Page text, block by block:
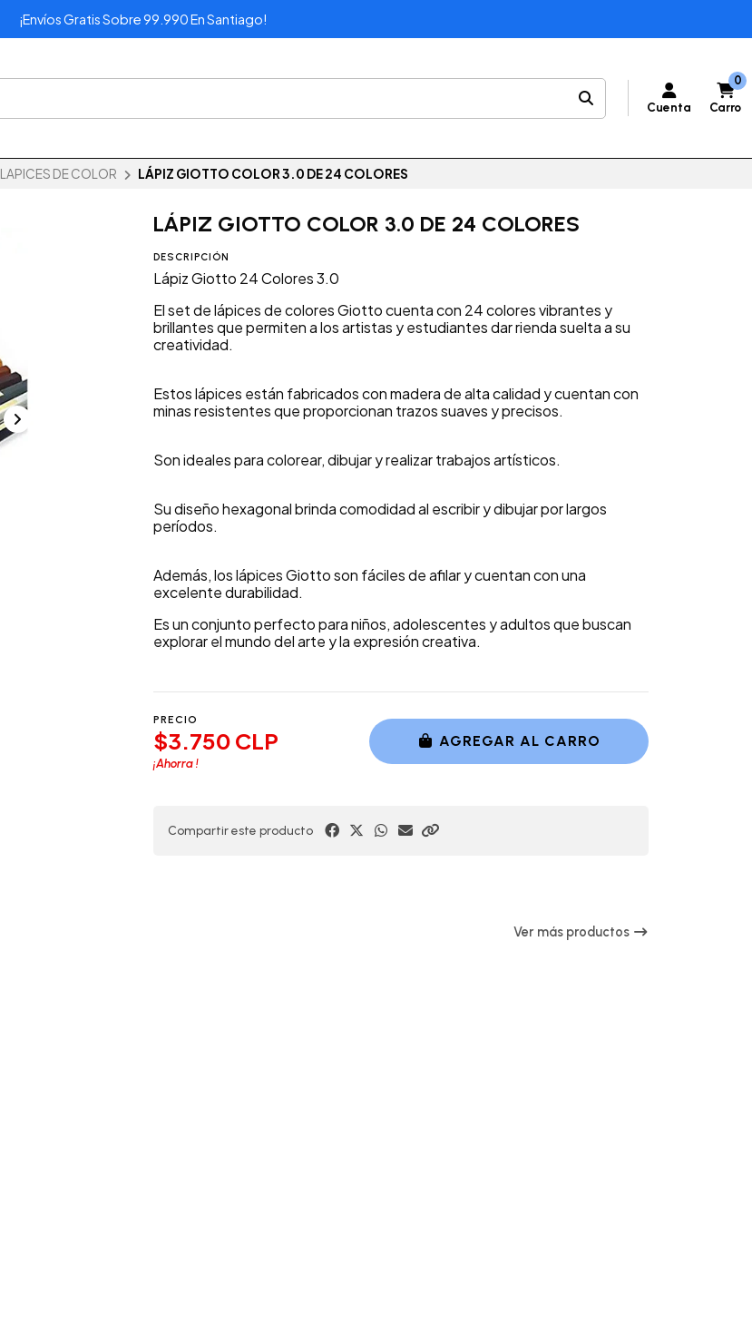
¡Envíos Gratis Sobre 99.990 En Santiago!
Cuenta
0
Carro
LAPICES DE COLOR LÁPIZ GIOTTO COLOR 3.0 DE 24 COLORES
LÁPIZ GIOTTO COLOR 3.0 DE 24 COLORES
DESCRIPCIÓN
Lápiz Giotto 24 Colores 3.0
El set de lápices de colores Giotto cuenta con 24 colores vibrantes y
brillantes que permiten a los artistas y estudiantes dar rienda suelta a su
creatividad.
Estos lápices están fabricados con madera de alta calidad y cuentan con
minas resistentes que proporcionan trazos suaves y precisos.
Son ideales para colorear, dibujar y realizar trabajos artísticos.
Su diseño hexagonal brinda comodidad al escribir y dibujar por largos
períodos.
Además, los lápices Giotto son fáciles de afilar y cuentan con una
excelente durabilidad.
Es un conjunto perfecto para niños, adolescentes y adultos que buscan
explorar el mundo del arte y la expresión creativa.
PRECIO
$3.750 CLP
¡Ahorra!
AGREGAR AL CARRO
Compartir este producto
Ver más productos